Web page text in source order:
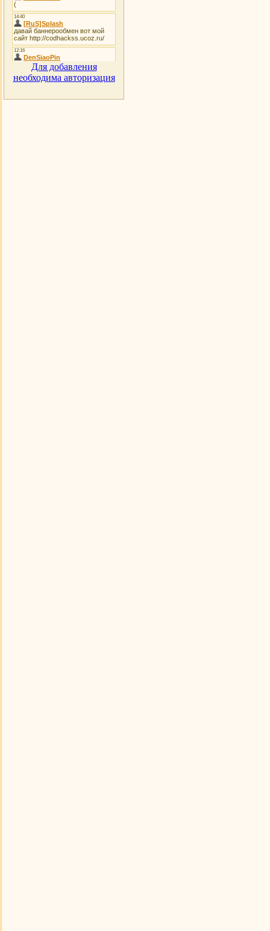
Для добавления
необходима авторизация